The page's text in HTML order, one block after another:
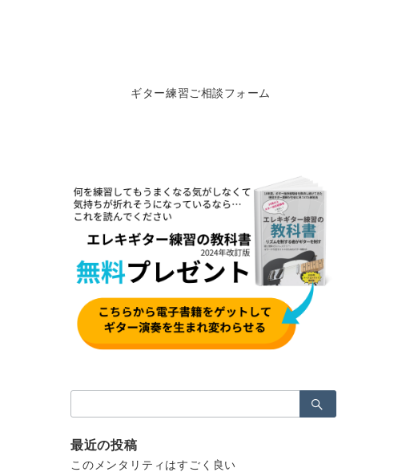
ギター練習ご相談フォーム
索：
最近の投稿
このメンタリティはすごく良い